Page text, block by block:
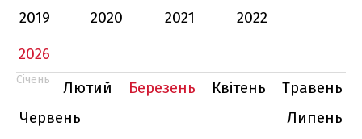
2019
2020 2021
2022
2026
Січень Лютий Березень Квітень
Травень
Червень
Липень